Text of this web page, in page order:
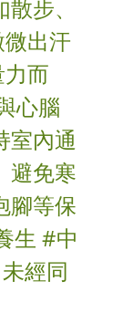
步、
出汗
而
心腦
室內通
避免寒
腳等保
生 #中
經同